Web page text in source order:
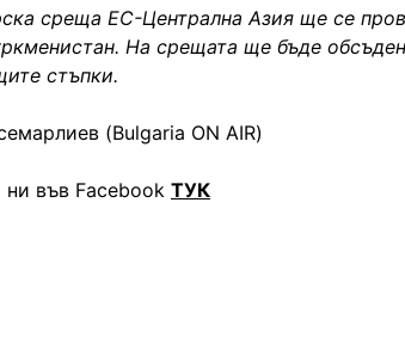
среща ЕС-Централна Азия ще се
На срещата ще бъде
стъпки.
(Bulgaria ON AIR)
ни във Facebook ТУК